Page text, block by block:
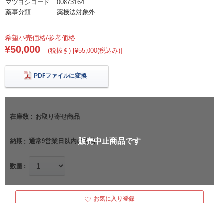
マツヨシコード
00873164
薬事分類
薬機法対象外
希望小売価格/参考価格
¥50,000 (税抜き) [¥55,000(税込み)]
PDFファイルに変換
在庫数 お取り寄せ商品
納期 通常9営業日以内に出荷
数量
販売中止商品です
お気に入り登録